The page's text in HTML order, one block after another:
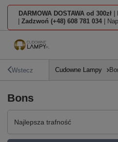
DARMOWA DOSTAWA od 300zł |
Zadzwoń (+48) 608 781 034 |
Wstecz Cudowne Lampy
Bons
Zmień sortowanie
Najlepsza trafność